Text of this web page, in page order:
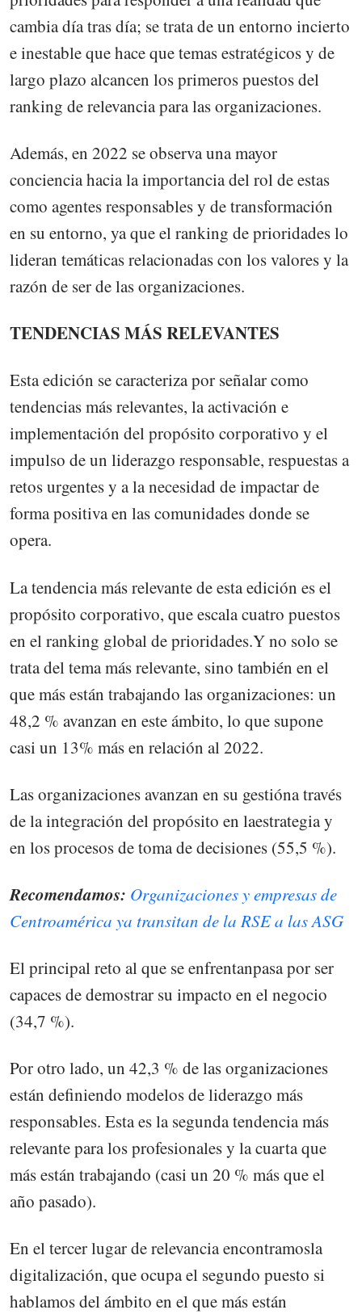
cambia día tras día; se trata de un entorno incierto
e inestable que hace que temas estratégicos y de
largo plazo alcancen los primeros puestos del
ranking de relevancia para las organizaciones.
Además, en 2022 se observa una mayor
conciencia hacia la importancia del rol de estas
como agentes responsables y de transformación
en su entorno, ya que el ranking de prioridades lo
lideran temáticas relacionadas con los valores y la
razón de ser de las organizaciones.
TENDENCIAS MÁS RELEVANTES
Esta edición se caracteriza por señalar como
tendencias más relevantes, la activación e
implementación del propósito corporativo y el
impulso de un liderazgo responsable, respuestas a
retos urgentes y a la necesidad de impactar de
forma positiva en las comunidades donde se
opera.
La tendencia más relevante de esta edición es el
propósito corporativo, que escala cuatro puestos
en el ranking global de prioridades.Y no solo se
trata del tema más relevante, sino también en el
que más están trabajando las organizaciones: un
48,2 % avanzan en este ámbito, lo que supone
casi un 13% más en relación al 2022.
Las organizaciones avanzan en su gestióna través
de la integración del propósito en laestrategia y
en los procesos de toma de decisiones (55,5 %).
Recomendamos: Organizaciones y empresas de
Centroamérica ya transitan de la RSE a las ASG
El principal reto al que se enfrentanpasa por ser
capaces de demostrar su impacto en el negocio
(34,7 %).
Por otro lado, un 42,3 % de las organizaciones
están definiendo modelos de liderazgo más
responsables. Esta es la segunda tendencia más
relevante para los profesionales y la cuarta que
más están trabajando (casi un 20 % más que el
año pasado).
En el tercer lugar de relevancia encontramosla
digitalización, que ocupa el segundo puesto si
hablamos del ámbito en el que más están